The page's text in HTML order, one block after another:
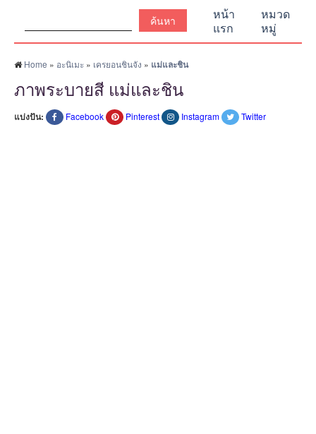
หน้า
แรก
หมวด
หมู่
Home » อะนิเมะ » เครยอนชินจัง » แม่และชิน
ภาพระบายสี แม่และชิน
แบ่งปัน: Facebook Pinterest Instagram Twitter